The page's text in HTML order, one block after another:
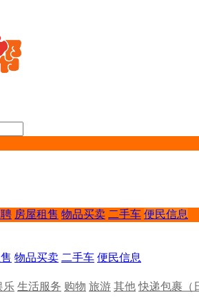
房屋租售 物品买卖 二手车 便民信息
物品买卖 二手车 便民信息
乐 生活服务 购物 旅游 其他 快递包裹（